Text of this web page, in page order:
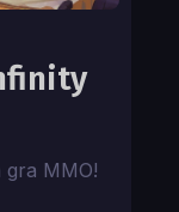
gra MMO!